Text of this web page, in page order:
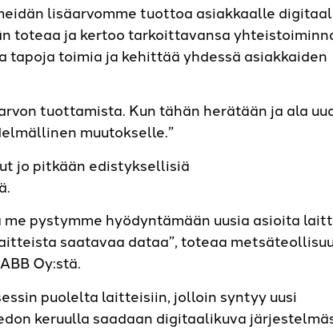
lisäarvomme tuottoa asiakkaalle
toteaa ja kertoo tarkoittavansa
tapoja toimia ja kehittää yhdessä asiakkaiden
tuottamista. Kun tähän herätään ja ala
muutokselle.”
jo pitkään edistyksellisiä
me pystymme hyödyntämään uusia asioita
saatavaa dataa”, toteaa
Oy:stä.
puolelta laitteisiin, jolloin syntyy uusi
keruulla saadaan digitaalikuva